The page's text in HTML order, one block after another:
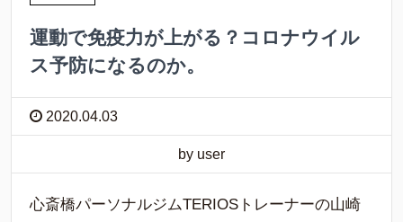
運動で免疫力が上がる？コロナウイル
ス予防になるのか。
2020.04.03
by user
心斎橋パーソナルジムTERIOSトレーナーの山崎